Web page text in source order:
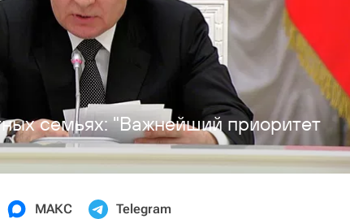
семьях: "Важнейший приоритет
МАКС Telegram